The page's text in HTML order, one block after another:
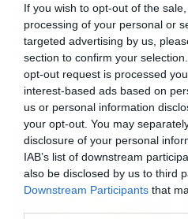
If you wish to opt-out of the
processing of your personal or
targeted advertising by us,
section to confirm your
opt-out request is processed
interest-based ads based on
us or personal information
your opt-out. You may
disclosure of your personal
IAB’s list of downstream
also be disclosed by us to third
Downstream Participants that
Αηδιαστικό: Δείτε
τρώει αρουραίο (vid)
Η φύση σε ένα βίντεο!
ζώα να τρώνε άλλα ζώα.
μεγαλύτερα το θέαμα
ανατριχιαστικό θα λέγαμε.
να καταπίνει αρουραίο και
Ποιος μπορεί να τα βάλει με